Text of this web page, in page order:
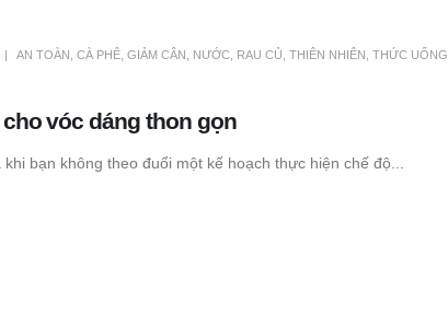
vóc dáng thon gọn
AN TOÀN , CÀ PHÊ, GIẢM CÂN , NƯỚC, RAU CỦ, THIÊN NHIÊN , THỨC UỐNG
bạn không theo đuổi một kế hoạch thực hiện chế độ...